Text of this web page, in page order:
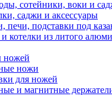
сотейники, воки и
саджи и аксессуары
печи, подставки под
котелки из литого
ножей
ножи
для ножей
и магнитные